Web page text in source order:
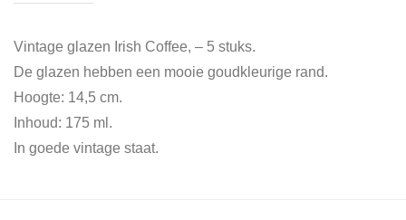
Vintage glazen Irish Coffee, – 5 stuks.
De glazen hebben een mooie goudkleurige rand.
Hoogte: 14,5 cm.
Inhoud: 175 ml.
In goede vintage staat.